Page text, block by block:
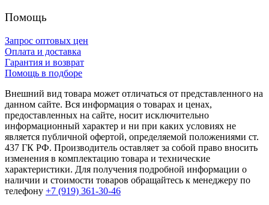
Помощь
Запрос оптовых цен
Оплата и доставка
Гарантия и возврат
Помощь в подборе
Внешний вид товара может отличаться от представленного на
данном сайте. Вся информация о товарах и ценах,
предоставленных на сайте, носит исключительно
информационный характер и ни при каких условиях не
является публичной офертой, определяемой положениями ст.
437 ГК РФ. Производитель оставляет за собой право вносить
изменения в комплектацию товара и технические
характеристики. Для получения подробной информации о
наличии и стоимости товаров обращайтесь к менеджеру по
телефону +7 (919) 361-30-46